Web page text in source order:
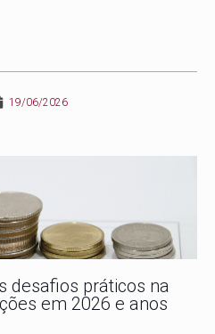
19/06/2026
desafios práticos na
em 2026 e anos